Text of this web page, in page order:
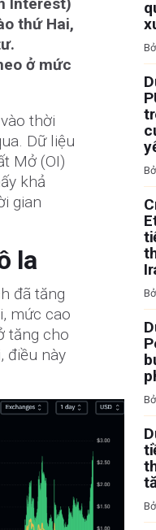
Interest)
thứ Hai,
ở mức
thời
Dữ liệu
Mở (OI)
khả
gian
la
đã tăng
mức cao
tăng cho
điều này